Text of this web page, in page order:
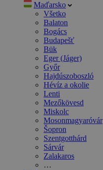
Maďarsko
Všetko
Balaton
Bogács
Budapešť
Bük
Eger (Jáger)
Győr
Hajdúszoboszló
Hévíz a okolie
Lenti
Mezőkövesd
Miskolc
Mosonmagyaróvár
Šopron
Szentgotthárd
Sárvár
Zalakaros
…